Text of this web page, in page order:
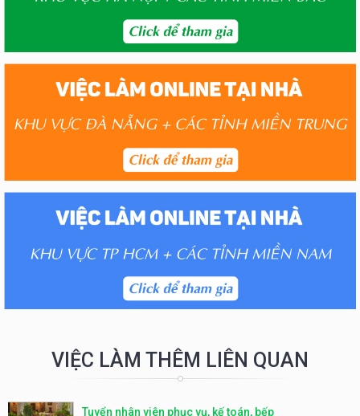
VIỆC LÀM THÊM LIÊN QUAN
Tuyển nhân viên phục vụ, kế toán, bếp